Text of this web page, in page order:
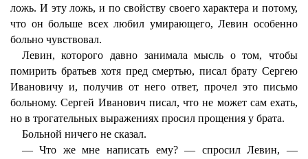
ложь. И эту ложь, и по свойству своего характера и потому,
что он больше всех любил умирающего, Левин особенно
больно чувствовал.
Левин, которого давно занимала мысль о том, чтобы
помирить братьев хотя пред смертью, писал брату Сергею
Ивановичу и, получив от него ответ, прочел это письмо
больному. Сергей Иванович писал, что не может сам ехать,
но в трогательных выражениях просил прощения у брата.
Больной ничего не сказал.
— Что же мне написать ему? — спросил Левин, —